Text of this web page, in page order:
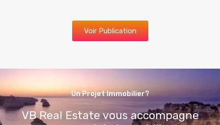
Voir Publication
Un Projet Immobilier?
VB Real Estate vous accompagne